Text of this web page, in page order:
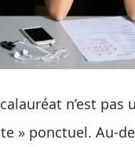
n’est pas
» ponctuel. Au-